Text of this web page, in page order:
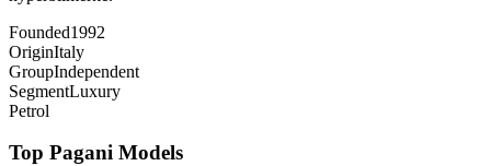
Founded1992
OriginItaly
GroupIndependent
SegmentLuxury
Petrol
Top Pagani Models